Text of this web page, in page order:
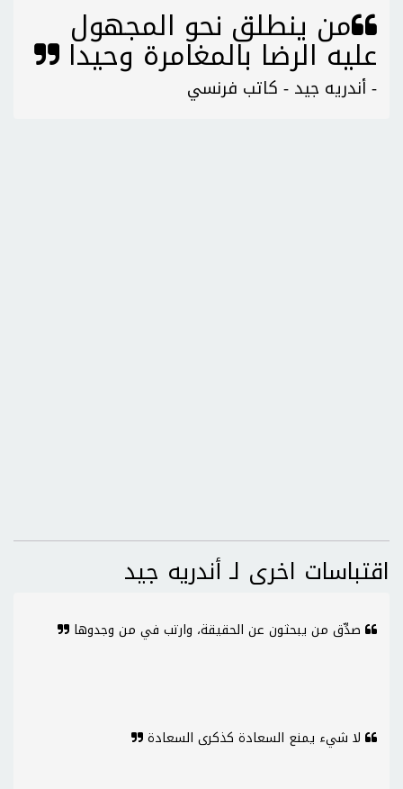
من ينطلق نحو المجهول
عليه الرضا بالمغامرة وحيدا
- أندريه جيد - كاتب فرنسي
اقتباسات اخرى لـ أندريه جيد
صدِّق من يبحثون عن الحقيقة، وارتب في من وجدوها
لا شيء يمنع السعادة كذكرى السعادة